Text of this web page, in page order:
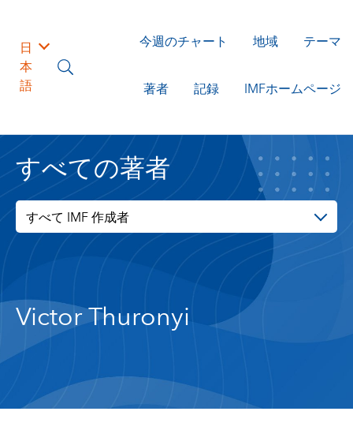
日
本
語
今週のチャート 地域 テーマ
著者 記録 IMFホームページ
すべての著者
すべて IMF 作成者
Victor Thuronyi